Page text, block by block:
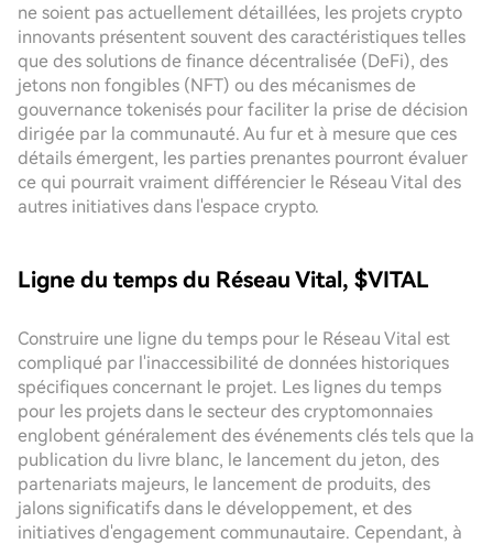
ne soient pas actuellement détaillées, les projets crypto
innovants présentent souvent des caractéristiques telles
que des solutions de finance décentralisée (DeFi), des
jetons non fongibles (NFT) ou des mécanismes de
gouvernance tokenisés pour faciliter la prise de décision
dirigée par la communauté. Au fur et à mesure que ces
détails émergent, les parties prenantes pourront évaluer
ce qui pourrait vraiment différencier le Réseau Vital des
autres initiatives dans l'espace crypto.
Ligne du temps du Réseau Vital, $VITAL
Construire une ligne du temps pour le Réseau Vital est
compliqué par l'inaccessibilité de données historiques
spécifiques concernant le projet. Les lignes du temps
pour les projets dans le secteur des cryptomonnaies
englobent généralement des événements clés tels que la
publication du livre blanc, le lancement du jeton, des
partenariats majeurs, le lancement de produits, des
jalons significatifs dans le développement, et des
initiatives d'engagement communautaire. Cependant, à